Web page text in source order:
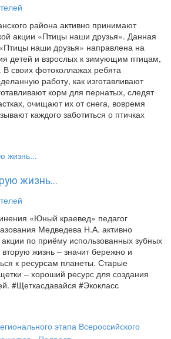
района активно принимают
акции «Птицы наши друзья». Данная
наши друзья» направлена на
детей и взрослых к зимующим птицам,
своих фотоколлажах ребята
работу, как изготавливают
корм для пернатых, следят
очищают их от снега, вовремя
каждого заботиться о птичках
жизнь...
«Юный краевед» педагог
Медведева Н.А. активно
по приёму использованных зубных
жизнь – значит бережно и
к ресурсам планеты. Старые
– хороший ресурс для создания
#Щеткасдавайся #Экокласс